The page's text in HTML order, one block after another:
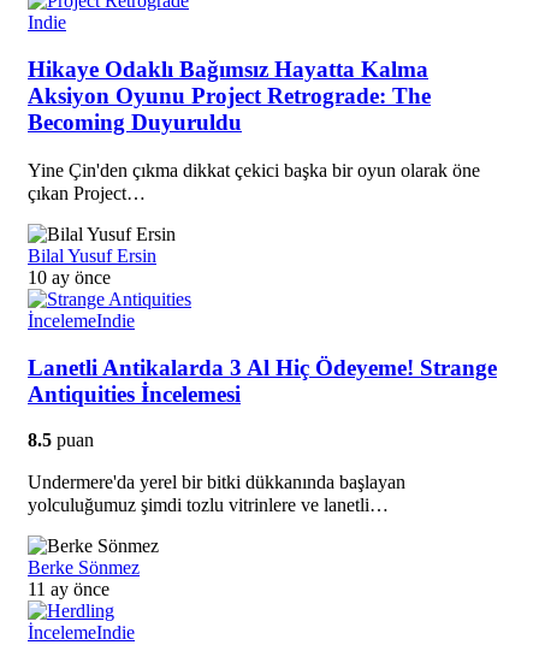
Indie
Hikaye Odaklı Bağımsız Hayatta Kalma
Aksiyon Oyunu Project Retrograde: The
Becoming Duyuruldu
Yine Çin'den çıkma dikkat çekici başka bir oyun olarak öne
çıkan Project…
Bilal Yusuf Ersin
10 ay önce
İncelemeIndie
Lanetli Antikalarda 3 Al Hiç Ödeyeme! Strange
Antiquities İncelemesi
8.5 puan
Undermere'da yerel bir bitki dükkanında başlayan
yolculuğumuz şimdi tozlu vitrinlere ve lanetli…
Berke Sönmez
11 ay önce
İncelemeIndie